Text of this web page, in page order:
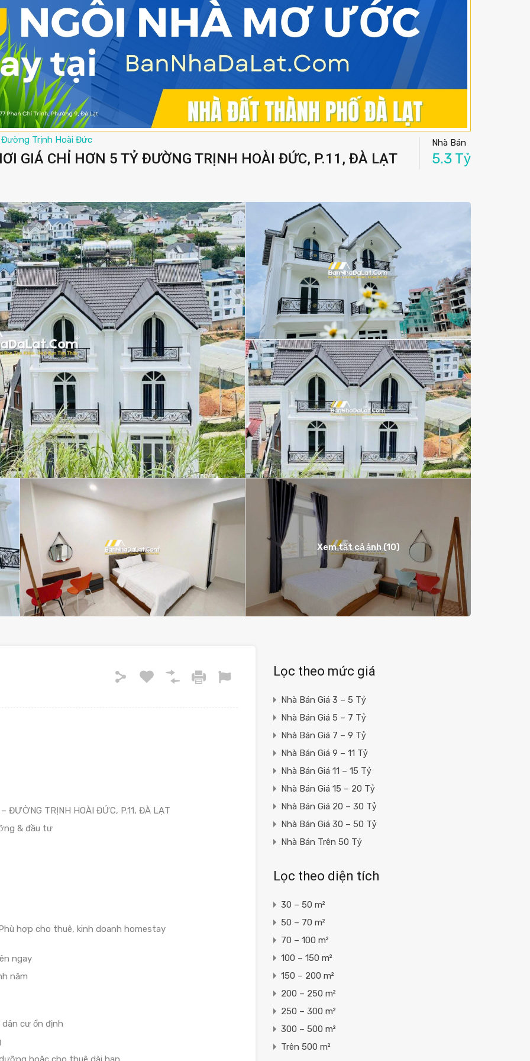
Đường Trịnh Hoài Đức
GIÁ CHỈ HƠN 5 TỶ ĐƯỜNG TRỊNH HOÀI ĐỨC, P.11, ĐÀ LẠT
Nhà Bán
5.3 Tỷ
Xem tất cả ảnh (10)
TRỊNH HOÀI ĐỨC, P.11, ĐÀ LẠT
& đầu tư
hợp cho thuê, kinh doanh homestay
ngay
năm
cư ổn định
Lọc theo mức giá
Nhà Bán Giá 3 – 5 Tỷ
Nhà Bán Giá 5 – 7 Tỷ
Nhà Bán Giá 7 – 9 Tỷ
Nhà Bán Giá 9 – 11 Tỷ
Nhà Bán Giá 11 – 15 Tỷ
Nhà Bán Giá 15 – 20 Tỷ
Nhà Bán Giá 20 – 30 Tỷ
Nhà Bán Giá 30 – 50 Tỷ
Nhà Bán Trên 50 Tỷ
Lọc theo diện tích
30 – 50 m²
50 – 70 m²
70 – 100 m²
100 – 150 m²
150 – 200 m²
200 – 250 m²
250 – 300 m²
300 – 500 m²
Trên 500 m²